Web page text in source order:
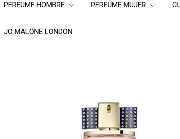
PERFUME HOMBRE PERFUME MUJER
JO MALONE LONDON